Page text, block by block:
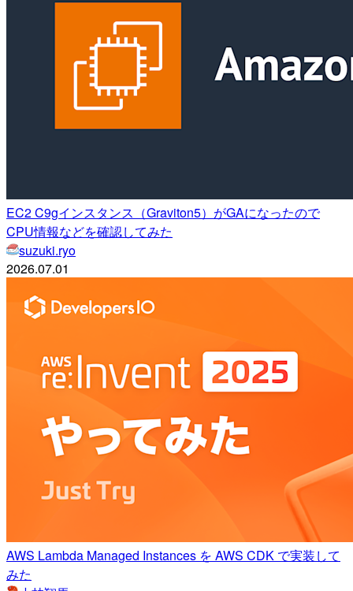
EC2 C9gインスタンス（Graviton5）がGAになったので
CPU情報などを確認してみた
suzuki.ryo
2026.07.01
AWS Lambda Managed Instances を AWS CDK で実装して
みた